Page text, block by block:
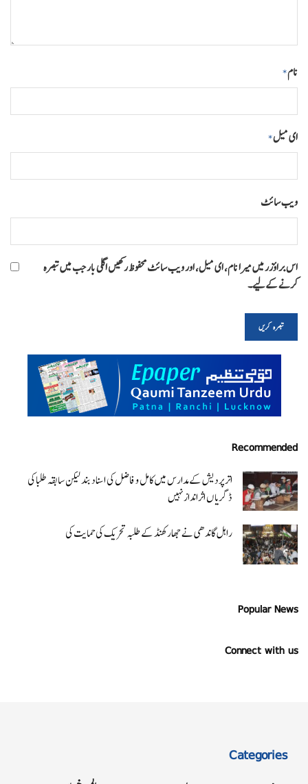
نام*
ای میل*
ویب‌ سائٹ
اس براؤزر میں میرا نام، ای میل، اور ویب سائٹ محفوظ رکھیں اگلی بار جب میں تبصرہ
کرنے کےلیے۔
Recommended
اتر پردیش کےمدارس میں کامل و فاضل کی اسناد بند لیکن سابقہ طلبا کی
ڈگریا ں اثرانداز نہیں
راہل گاندھی نے جھارکھنڈ کے طلبہ تحریک کی حمایت کی
Popular News
Connect with us
Categories